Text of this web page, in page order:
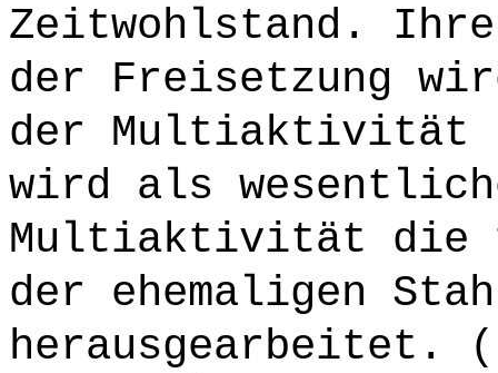
Zeitwohlstand. Ihre
der Freisetzung
der Multiaktivität
wird als
Multiaktivität die
der ehemaligen
herausgearbeitet.